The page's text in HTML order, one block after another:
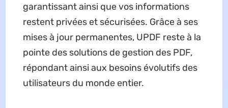
garantissant ainsi que vos informations
restent privées et sécurisées. Grâce à ses
mises à jour permanentes, UPDF reste à la
pointe des solutions de gestion des PDF,
répondant ainsi aux besoins évolutifs des
utilisateurs du monde entier.